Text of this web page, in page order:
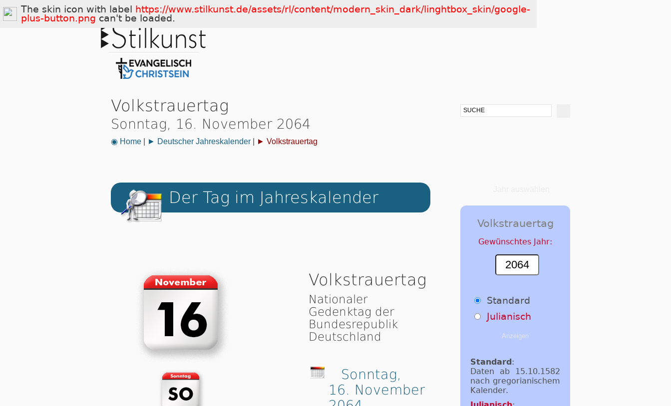
Volkstrauertag
Sonntag, 16. November 2064
◉ Home ► Deutscher Jahreskalender ► Volkstrauertag
Der Tag im Jahreskalender
Volkstrauertag
Nationaler
Gedenktag der
Bundesrepublik
Deutschland
Sonntag,
16. November
Volkstrauertag
Gewünschtes Jahr:
Standard
Julianisch
Standard:
Daten ab 15.10.1582
nach gregorianischem
Kalender.
The skin icon with label
https://www.stilkunst.de/assets/rl/content/modern_skin_dark/linghtbox_skin/google-
plus-button.png can't be loaded.